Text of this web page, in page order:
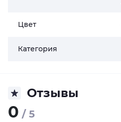
Цвет
Категория
Отзывы
0 / 5